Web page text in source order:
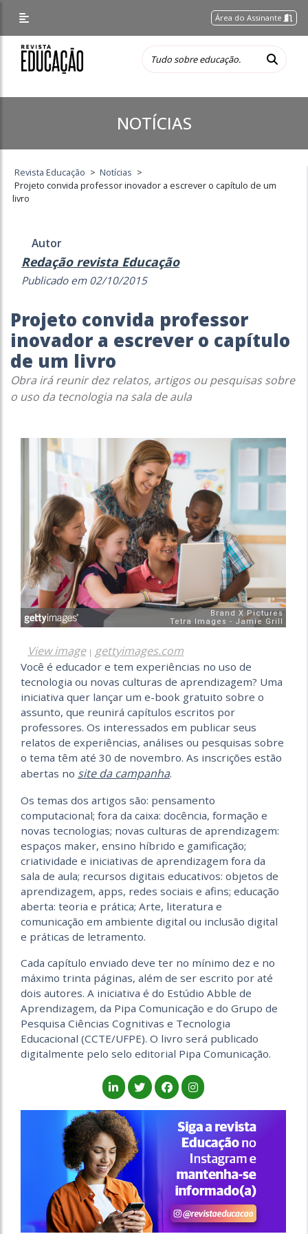
Área do Assinante
NOTÍCIAS
Revista Educação > Notícias >
Projeto convida professor inovador a escrever o capítulo de um
livro
Autor
Redação revista Educação
Publicado em 02/10/2015
Projeto convida professor
inovador a escrever o capítulo
de um livro
Obra irá reunir dez relatos, artigos ou pesquisas sobre
o uso da tecnologia na sala de aula
View image| gettyimages.com
Você é educador e tem experiências no uso de
tecnologia ou novas culturas de aprendizagem? Uma
iniciativa quer lançar um e-book gratuito sobre o
assunto, que reunirá capítulos escritos por
professores. Os interessados em publicar seus
relatos de experiências, análises ou pesquisas sobre
o tema têm até 30 de novembro. As inscrições estão
abertas no site da campanha.
Os temas dos artigos são: pensamento
computacional; fora da caixa: docência, formação e
novas tecnologias; novas culturas de aprendizagem:
espaços maker, ensino híbrido e gamificação;
criatividade e iniciativas de aprendizagem fora da
sala de aula; recursos digitais educativos: objetos de
aprendizagem, apps, redes sociais e afins; educação
aberta: teoria e prática; Arte, literatura e
comunicação em ambiente digital ou inclusão digital
e práticas de letramento.
Cada capítulo enviado deve ter no mínimo dez e no
máximo trinta páginas, além de ser escrito por até
dois autores. A iniciativa é do Estúdio Abble de
Aprendizagem, da Pipa Comunicação e do Grupo de
Pesquisa Ciências Cognitivas e Tecnologia
Educacional (CCTE/UFPE). O livro será publicado
digitalmente pelo selo editorial Pipa Comunicação.